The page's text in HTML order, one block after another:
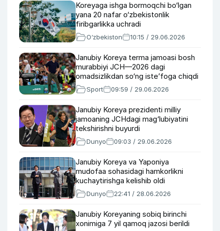
Koreyaga ishga bormoqchi bo‘lgan
yana 20 nafar o‘zbekistonlik
firibgarlikka uchradi
O‘zbekiston 10:15 / 29.06.2026
Janubiy Koreya terma jamoasi bosh
murabbiyi JCH—2026 dagi
omadsizlikdan so‘ng iste’foga chiqdi
Sport 09:59 / 29.06.2026
Janubiy Koreya prezidenti milliy
jamoaning JCHdagi mag‘lubiyatini
tekshirishni buyurdi
Dunyo 09:03 / 29.06.2026
Janubiy Koreya va Yaponiya
mudofaa sohasidagi hamkorlikni
kuchaytirishga kelishib oldi
Dunyo 22:41 / 28.06.2026
Janubiy Koreyaning sobiq birinchi
xonimiga 7 yil qamoq jazosi berildi